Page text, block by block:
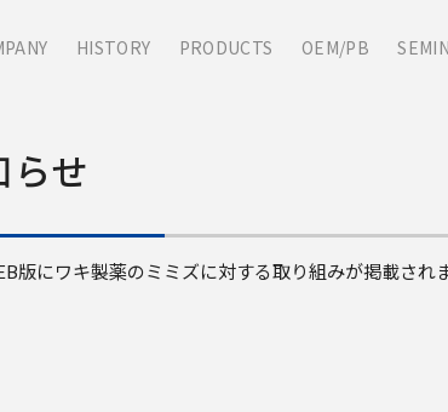
HISTORY PRODUCTS OEM/PB
らせ
版にワキ製薬のミミズに対する取り組みが掲載され